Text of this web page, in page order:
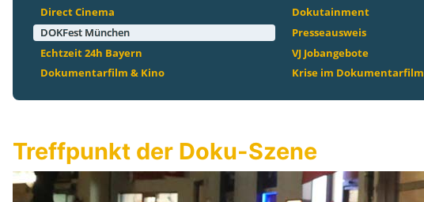
Direct Cinema
Dokutainment
DOKFest München
Presseausweis
Echtzeit 24h Bayern
VJ Jobangebote
Dokumentarfilm & Kino
Krise im Dokumentarfilm
Treffpunkt der Doku-Szene